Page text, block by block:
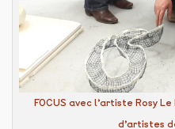
FOCUS avec l’artiste Rosy
d’artistes